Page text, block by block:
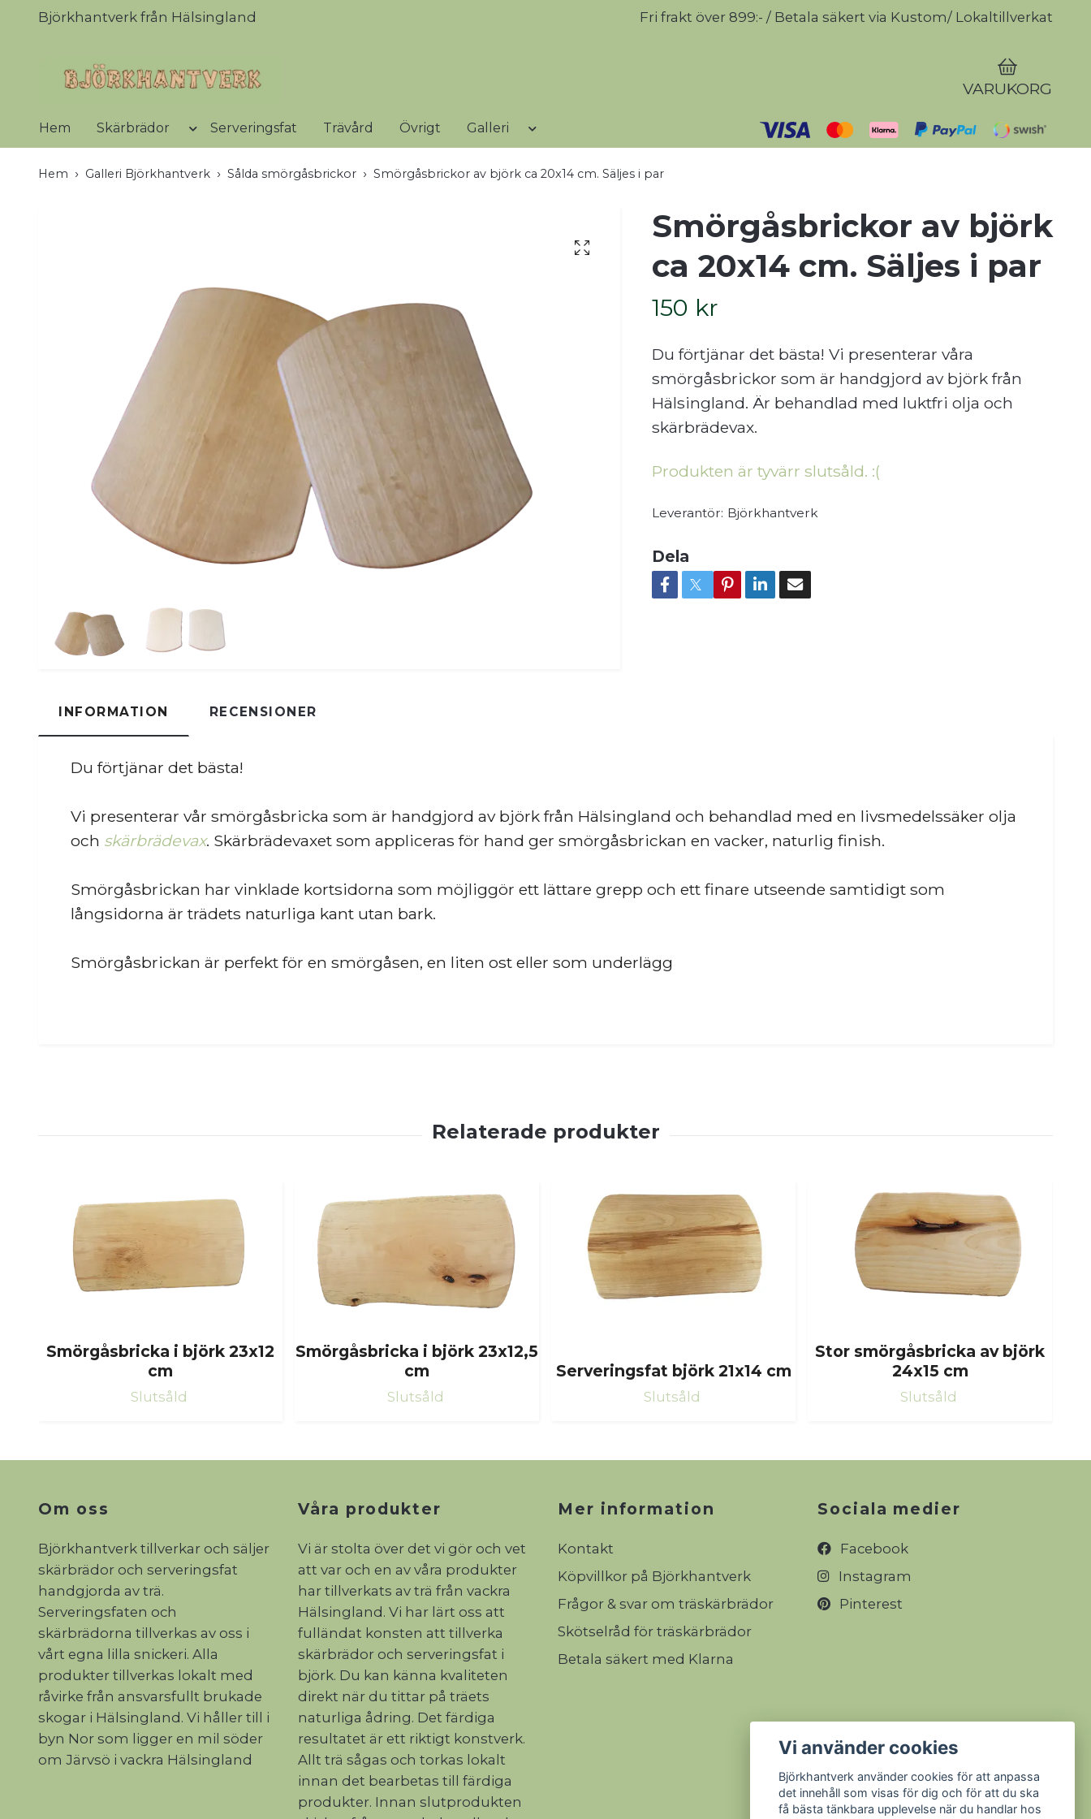
Björkhantverk från Hälsingland Fri frakt över 899:- / Betala säkert via Kustom/ Lokaltillverkat
VARUKORG
Hem Skärbrädor Serveringsfat Trävård Övrigt Galleri
Hem Galleri Björkhantverk Sålda smörgåsbrickor Smörgåsbrickor av björk ca 20x14 cm. Säljes i par
Smörgåsbrickor av björk
ca 20x14 cm. Säljes i par
150 kr
Du förtjänar det bästa! Vi presenterar våra
smörgåsbrickor som är handgjord av björk från
Hälsingland. Är behandlad med luktfri olja och
skärbrädevax.
Produkten är tyvärr slutsåld. :(
Leverantör: Björkhantverk
Dela
INFORMATION RECENSIONER
Du förtjänar det bästa!
Vi presenterar vår smörgåsbricka som är handgjord av björk från Hälsingland och behandlad med en livsmedelssäker olja
och skärbrädevax. Skärbrädevaxet som appliceras för hand ger smörgåsbrickan en vacker, naturlig finish.
Smörgåsbrickan har vinklade kortsidorna som möjliggör ett lättare grepp och ett finare utseende samtidigt som
långsidorna är trädets naturliga kant utan bark.
Smörgåsbrickan är perfekt för en smörgåsen, en liten ost eller som underlägg
Smörgåsbricka i björk 23x12
cm
Slutsåld
Smörgåsbricka i björk 23x12,5
cm
Slutsåld
Serveringsfat björk 21x14 cm
Slutsåld
Stor smörgåsbricka av björk
24x15 cm
Slutsåld
Om oss
Björkhantverk tillverkar och säljer
skärbrädor och serveringsfat
handgjorda av trä.
Serveringsfaten och
skärbrädorna tillverkas av oss i
vårt egna lilla snickeri. Alla
produkter tillverkas lokalt med
råvirke från ansvarsfullt brukade
skogar i Hälsingland. Vi håller till i
byn Nor som ligger en mil söder
om Järvsö i vackra Hälsingland
Våra produkter
Vi är stolta över det vi gör och vet
att var och en av våra produkter
har tillverkats av trä från vackra
Hälsingland. Vi har lärt oss att
fulländat konsten att tillverka
skärbrädor och serveringsfat i
björk. Du kan känna kvaliteten
direkt när du tittar på träets
naturliga ådring. Det färdiga
resultatet är ett riktigt konstverk.
Allt trä sågas och torkas lokalt
innan det bearbetas till färdiga
produkter. Innan slutprodukten
Mer information
Kontakt
Köpvillkor på Björkhantverk
Frågor & svar om träskärbrädor
Skötselråd för träskärbrädor
Betala säkert med Klarna
Sociala medier
Facebook
Instagram
Pinterest
Vi använder cookies
Björkhantverk använder cookies för att anpassa
det innehåll som visas för dig och för att du ska
få bästa tänkbara upplevelse när du handlar hos